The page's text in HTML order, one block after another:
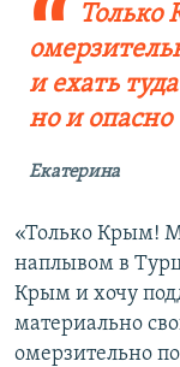
Только
и ехать
но и опасно
Екатерина
«Только Крым!
наплывом в
Крым и хочу
материально
омерзительно